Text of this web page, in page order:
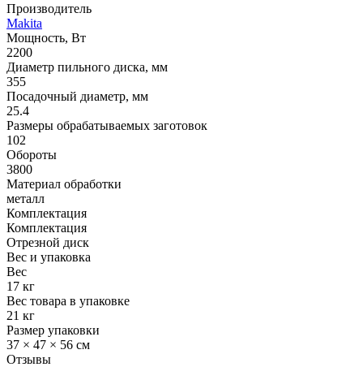
Производитель
Makita
Мощность, Вт
2200
Диаметр пильного диска, мм
355
Посадочный диаметр, мм
25.4
Размеры обрабатываемых заготовок
102
Обороты
3800
Материал обработки
металл
Комплектация
Комплектация
Отрезной диск
Вес и упаковка
Вес
17 кг
Вес товара в упаковке
21 кг
Размер упаковки
37 × 47 × 56 см
Отзывы